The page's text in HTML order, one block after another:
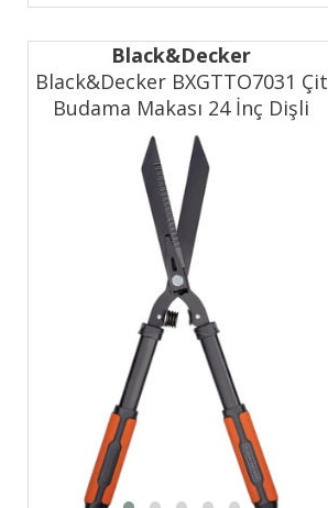
Black&Decker
Black&Decker BXGTTO7031 Çit
Budama Makası 24 İnç Dişli
Bıçaklı